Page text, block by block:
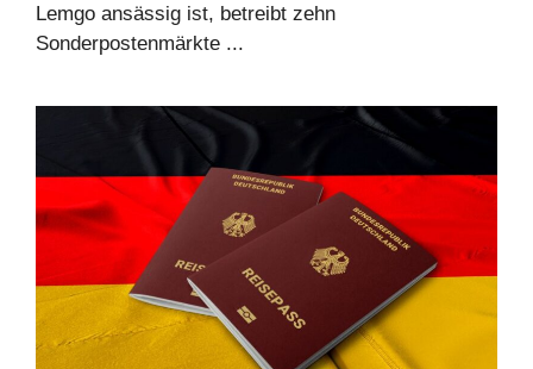
Lemgo ansässig ist, betreibt zehn
Sonderpostenmärkte ...